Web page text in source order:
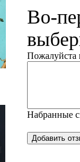
Во-
Пожалуйста
Набранные